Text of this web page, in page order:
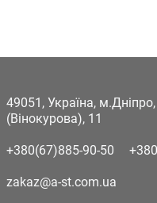
49051, Україна,
(Вінокурова), 11
+380(67)885-90-50
zakaz@a-st.com.ua